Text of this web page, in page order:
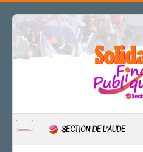
BASCULER
NAVIGATION
SECTION DE L’AUDE